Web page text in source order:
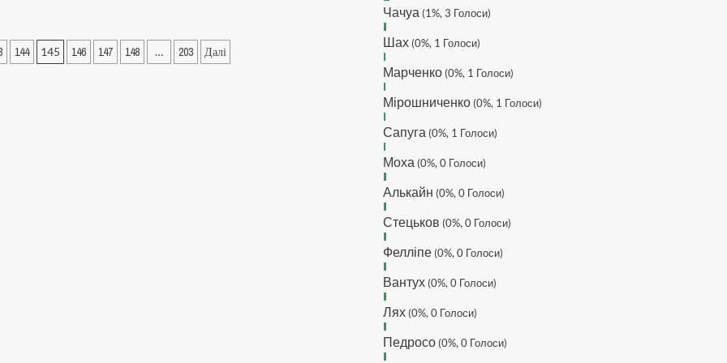
144 145 146 147 148 … 203 Далі
обмеження кинув в ТГ
Makiavelli :Бачу чат знову
слів нема....все йде до
Hatsyk:Makiavelli, вітаємо
на сайті. Вірю що чат і сайт
загалом буде ще
активніший з часом)
Мельниченко я думаю це
трансляцію товарняка з
https://www.youtube.com/live/Qb1ebGeOfZ8?
Чачуа (1%, 3 Голоси)
Шах (0%, 1 Голоси)
Марченко (0%, 1 Голоси)
Мірошниченко (0%, 1 Голоси)
Сапуга (0%, 1 Голоси)
Моха (0%, 0 Голоси)
Алькайн (0%, 0 Голоси)
Стецьков (0%, 0 Голоси)
Фелліпе (0%, 0 Голоси)
Вантух (0%, 0 Голоси)
Лях (0%, 0 Голоси)
Педросо (0%, 0 Голоси)